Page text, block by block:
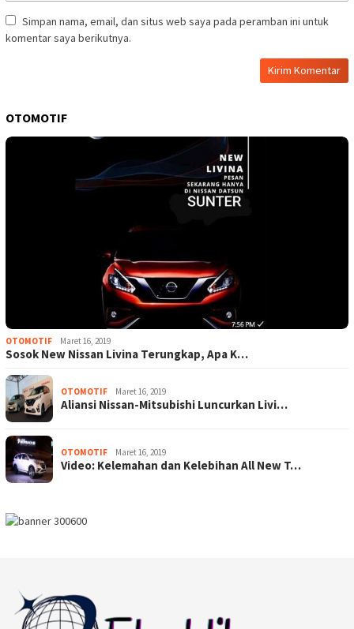
Simpan nama, email, dan situs web saya pada peramban ini untuk
komentar saya berikutnya.
OTOMOTIF
OTOMOTIF Maret 16, 2019
Sosok New Nissan Livina Terungkap, Apa K…
OTOMOTIF Maret 16, 2019
Aliansi Nissan-Mitsubishi Luncurkan Livi…
OTOMOTIF Maret 16, 2019
Video: Kelemahan dan Kelebihan All New T…